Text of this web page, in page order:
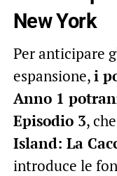
New York
Per anticipare
espansione,i
Anno 1
Episodio 3,
Island: La
introduce le